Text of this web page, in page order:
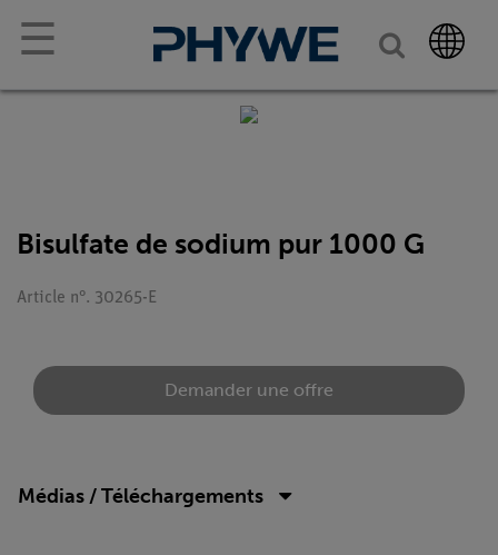
☰
Bisulfate de sodium pur 1000 G
Article n°. 30265-E
Demander une offre
Médias / Téléchargements